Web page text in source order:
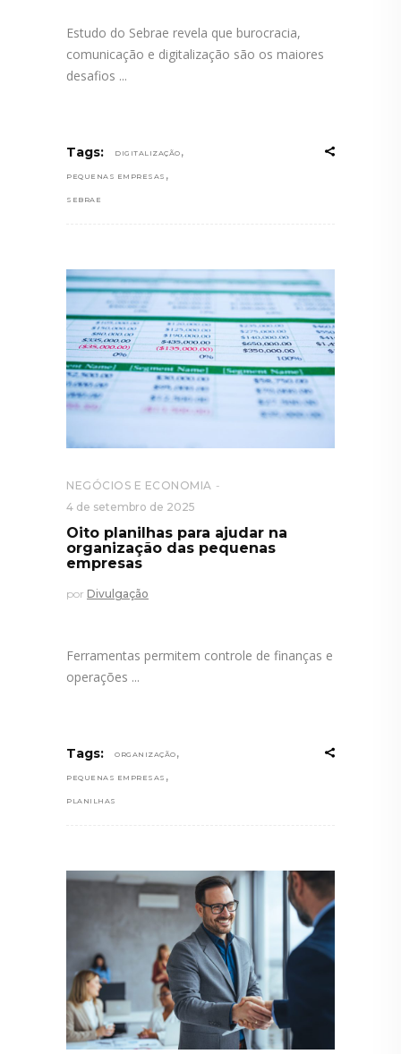
Estudo do Sebrae revela que burocracia,
comunicação e digitalização são os maiores
desafios
Tags: DIGITALIZAÇÃO ,
PEQUENAS EMPRESAS ,
SEBRAE
NEGÓCIOS E ECONOMIA
4 de setembro de 2025
Oito planilhas para ajudar na
organização das pequenas
empresas
por Divulgação
Ferramentas permitem controle de finanças e
operações
Tags: ORGANIZAÇÃO ,
PEQUENAS EMPRESAS ,
PLANILHAS